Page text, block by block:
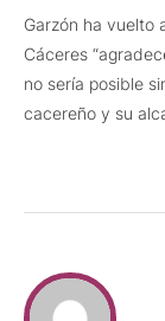
Garzón ha vuelto
Cáceres
no sería posible
cacereño y su